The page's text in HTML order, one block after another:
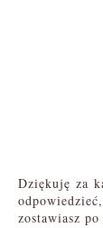
Dziękuję za
zostawiasz